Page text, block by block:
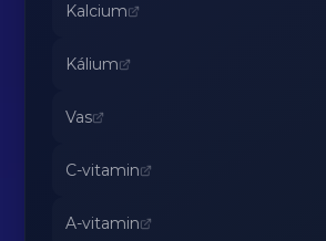
Kalcium
Kálium
Vas
C-vitamin
A-vitamin